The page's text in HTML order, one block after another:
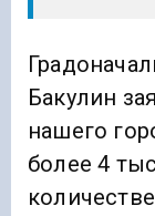
Бакулин
нашего
более 4